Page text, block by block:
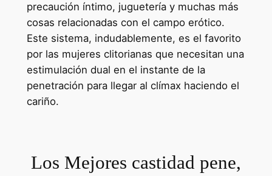
precaución íntimo, juguetería y muchas más
cosas relacionadas con el campo erótico.
Este sistema, indudablemente, es el favorito
por las mujeres clitorianas que necesitan una
estimulación dual en el instante de la
penetración para llegar al clímax haciendo el
cariño.
Los Mejores castidad pene,